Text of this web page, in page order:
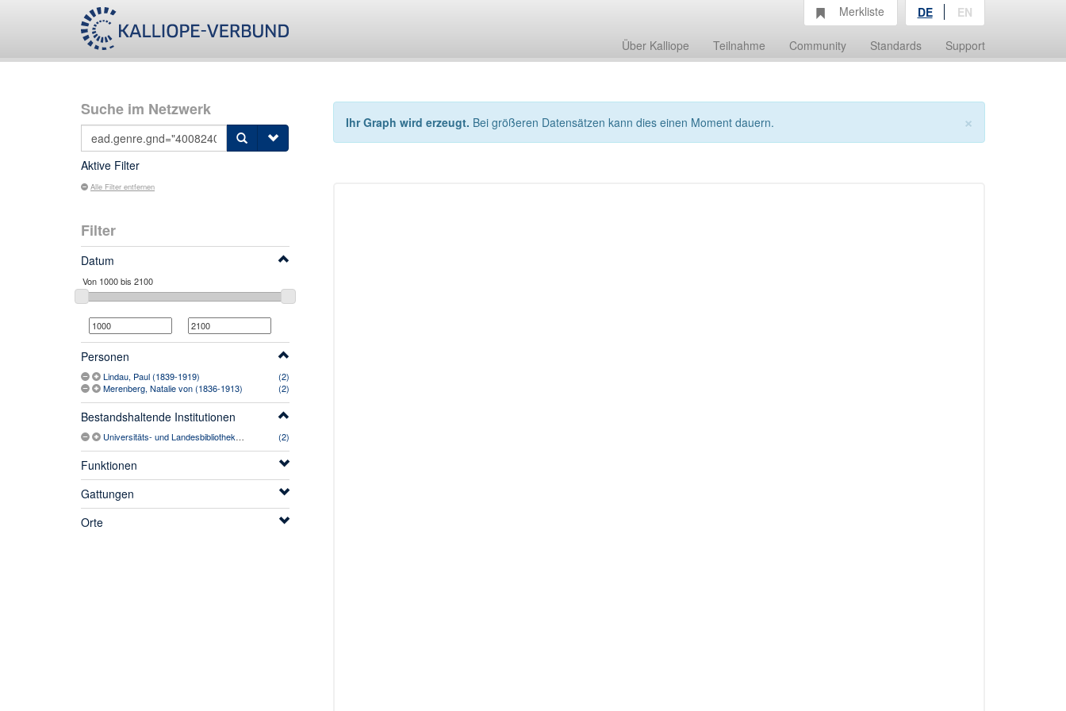
Über Kalliope Teilnahme Community Standards Support
Merkliste DE EN
Suche im Netzwerk
Aktive Filter
Alle Filter entfernen
Filter
Datum
Personen
Lindau, Paul (1839-1919)
(2)
Merenberg, Natalie von (1836-1913)
(2)
Bestandshaltende Institutionen
Universitäts- und Landesbibliothek (Münster, Westfalen) (2)
Funktionen
Gattungen
Orte
×
Ihr Graph wird erzeugt. Bei größeren Datensätzen kann dies einen Moment dauern.